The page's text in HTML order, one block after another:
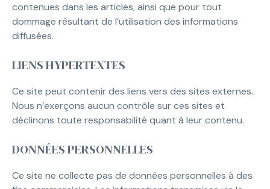
contenues dans les articles, ainsi que pour tout
dommage résultant de l’utilisation des informations
diffusées.
LIENS HYPERTEXTES
Ce site peut contenir des liens vers des sites externes.
Nous n’exerçons aucun contrôle sur ces sites et
déclinons toute responsabilité quant à leur contenu.
DONNÉES PERSONNELLES
Ce site ne collecte pas de données personnelles à des